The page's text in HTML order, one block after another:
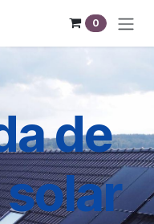
0
de